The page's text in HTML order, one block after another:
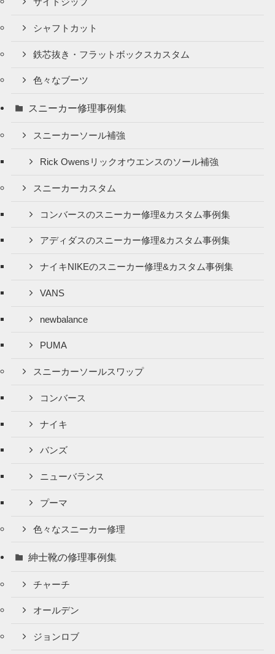
シャフトカット
鉄芯抜き・フラットボックスカスタム
色々なブーツ
スニーカー修理事例集
スニーカーソール補強
Rick Owensリックオウエンスのソール補強
スニーカーカスタム
コンバースのスニーカー修理&カスタム事例集
アディダスのスニーカー修理&カスタム事例集
ナイキNIKEのスニーカー修理&カスタム事例集
VANS
newbalance
PUMA
スニーカーソールスワップ
コンバース
ナイキ
バンズ
ニューバランス
プーマ
色々なスニーカー修理
紳士靴の修理事例集
チャーチ
オールデン
ジョンロブ